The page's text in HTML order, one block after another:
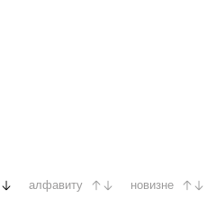
алфавиту новизне